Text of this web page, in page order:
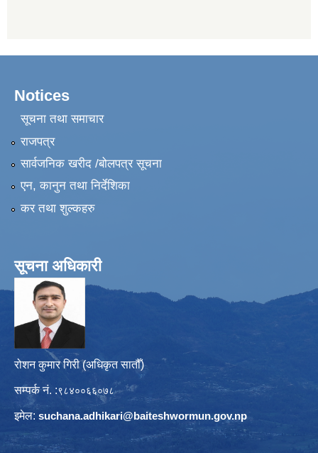
Notices
सूचना तथा समाचार
राजपत्र
सार्वजनिक खरीद /बोलपत्र सूचना
एन, कानुन तथा निर्देशिका
कर तथा शुल्कहरु
सूचना अधिकारी
रोशन कुमार गिरी (अधिकृत सातौँ)
सम्पर्क नं. :९८४००६६०७८
इमेल: suchana.adhikari@baiteshwormun.gov.np